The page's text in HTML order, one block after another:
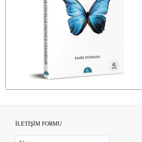
İLETİŞİM FORMU